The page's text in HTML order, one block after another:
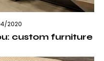
2020
custom furniture